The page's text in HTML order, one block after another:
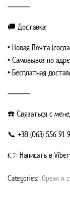
⸻
🚚 Доставка:
• Новая Почта
• Самовывоз по
• Бесплатная
⸻
☎️ Связаться с
📞 +38 (063) 556 91
👉 Написать в
Categories: Орехи и